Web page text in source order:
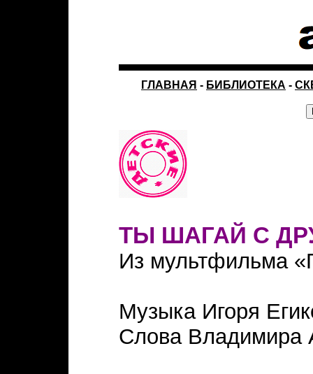
ГЛАВНАЯ - БИБЛИОТЕКА -
ТЫ ШАГАЙ С
Из мультфильма
Музыка Игоря
Слова Владимира